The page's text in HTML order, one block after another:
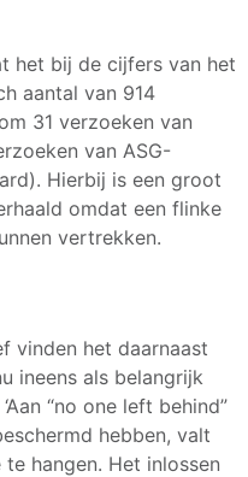
het bij de cijfers van het
aantal van 914
31 verzoeken van
van ASG-
Hierbij is een groot
omdat een flinke
vertrekken.
vinden het daarnaast
ineens als belangrijk
“no one left behind”
hebben, valt
hangen. Het inlossen